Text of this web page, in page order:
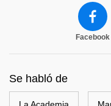
Facebook
Se habló de